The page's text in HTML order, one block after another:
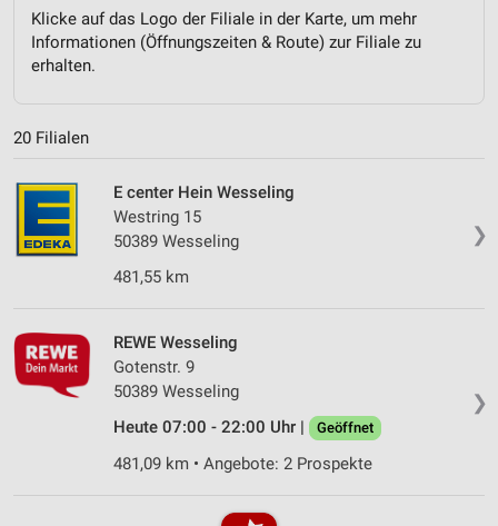
Klicke auf das Logo der Filiale in der Karte, um mehr
Informationen (Öffnungszeiten & Route) zur Filiale zu
erhalten.
20 Filialen
❯
E center Hein Wesseling
Westring 15
50389 Wesseling
481,55 km
❯
REWE Wesseling
Gotenstr. 9
50389 Wesseling
Heute 07:00 - 22:00 Uhr |
Geöffnet
481,09 km • Angebote: 2 Prospekte